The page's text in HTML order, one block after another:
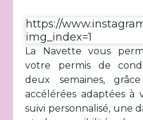
https://
img_index=1
La Navette vous
votre permis de
deux semaines,
accélérées adaptées à
suivi personnalisé, une